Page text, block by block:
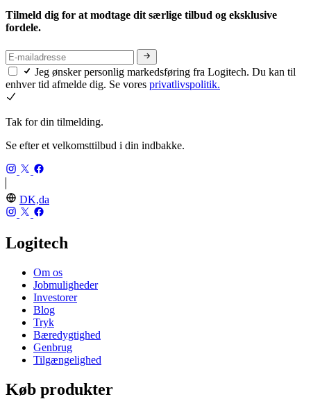
Tilmeld dig for at modtage dit særlige tilbud og eksklusive
fordele.
Jeg ønsker personlig markedsføring fra Logitech. Du kan til
enhver tid afmelde dig. Se vores privatlivspolitik.
Tak for din tilmelding.
Se efter et velkomsttilbud i din indbakke.
DK,da
Logitech
Om os
Jobmuligheder
Investorer
Blog
Tryk
Bæredygtighed
Genbrug
Tilgængelighed
Køb produkter